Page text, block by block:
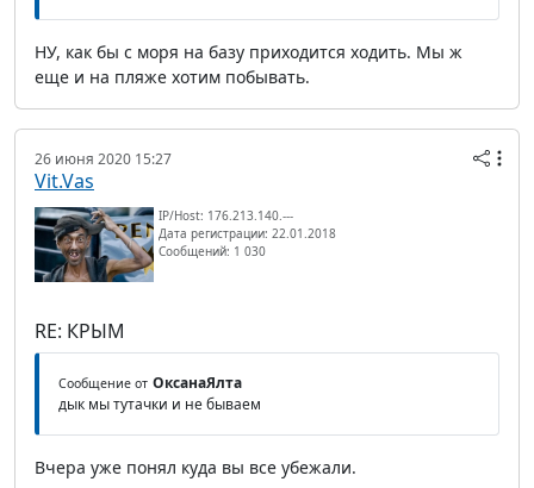
НУ, как бы с моря на базу приходится ходить. Мы ж
еще и на пляже хотим побывать.
26 июня 2020 15:27
Vit.Vas
IP/Host: 176.213.140.---
Дата регистрации: 22.01.2018
Сообщений: 1 030
RE: КРЫМ
Сообщение от ОксанаЯлта
дык мы тутачки и не бываем
Вчера уже понял куда вы все убежали.